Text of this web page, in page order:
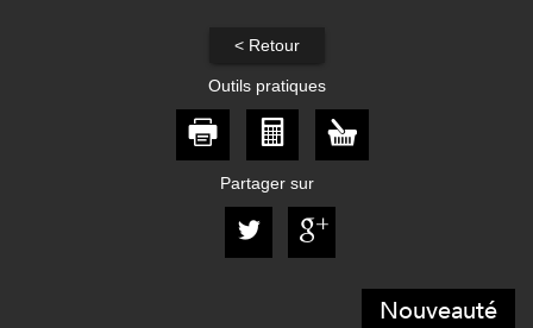
< Retour
Outils pratiques
Partager sur
Nouveauté